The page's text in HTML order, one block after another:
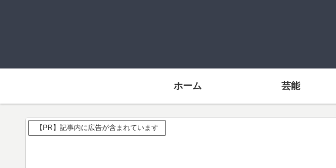
ホーム 芸能
【PR】記事内に広告が含まれています